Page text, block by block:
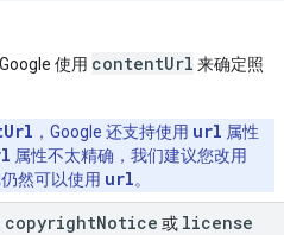
使用 contentUrl 来确定照
，Google 还支持使用 url 属性
属性不太精确，我们建议您改用
然可以使用 url。
copyrightNotice 或 license